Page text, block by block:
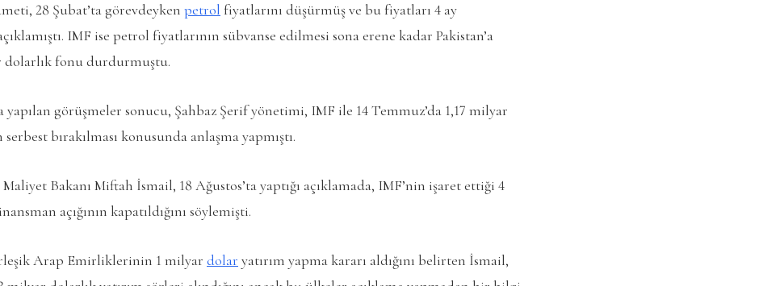
28 Şubat’ta görevdeyken petrol fiyatlarını düşürmüş ve bu fiyatları 4 ay
IMF ise petrol fiyatlarının sübvanse edilmesi sona erene kadar Pakistan’a
dolarlık fonu durdurmuştu.
yapılan görüşmeler sonucu, Şahbaz Şerif yönetimi, IMF ile 14 Temmuz’da 1,17 milyar
bırakılması konusunda anlaşma yapmıştı.
Bakanı Miftah İsmail, 18 Ağustos’ta yaptığı açıklamada, IMF’nin işaret ettiği 4
açığının kapatıldığını söylemişti.
Arap Emirliklerinin 1 milyar dolar yatırım yapma kararı aldığını belirten İsmail,